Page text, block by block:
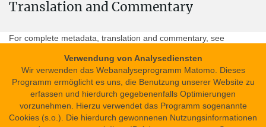
protection against animals (in general) » protection against crocodiles
Alternative Names
Trismegistos TM 109217
Turin Suppl. 9 + Florenz 8708
Present location
Translation and Commentary
For complete metadata, translation and commentary, see
Verwendung von Analysediensten
Wir verwenden das Webanalyseprogramm Matomo. Dieses
Programm ermöglicht es uns, die Benutzung unserer Website zu
erfassen und hierdurch gegebenenfalls Optimierungen
vorzunehmen. Hierzu verwendet das Programm sogenannte
Cookies (s.o.). Die hierdurch gewonnenen Nutzungsinformationen
Citation notice
Dr. Peter Dils, Dr. Peter Dils:Healing Statue of Psammetik-Seneb. In:
Science in Ancient Egypt. URL:https://sae.saw-